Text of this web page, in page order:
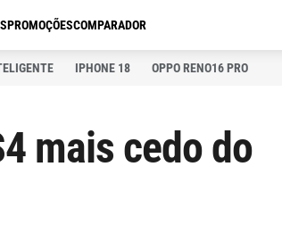
PROMOÇÕESCOMPARADOR
IPHONE 18 OPPO RENO16 PRO
mais cedo do